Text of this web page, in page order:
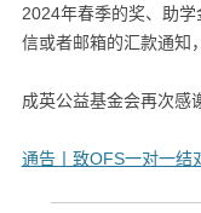
2024年春季的奖、助
信或者邮箱的汇款通知
成英公益基金会再次感
通告丨致OFS一对一结